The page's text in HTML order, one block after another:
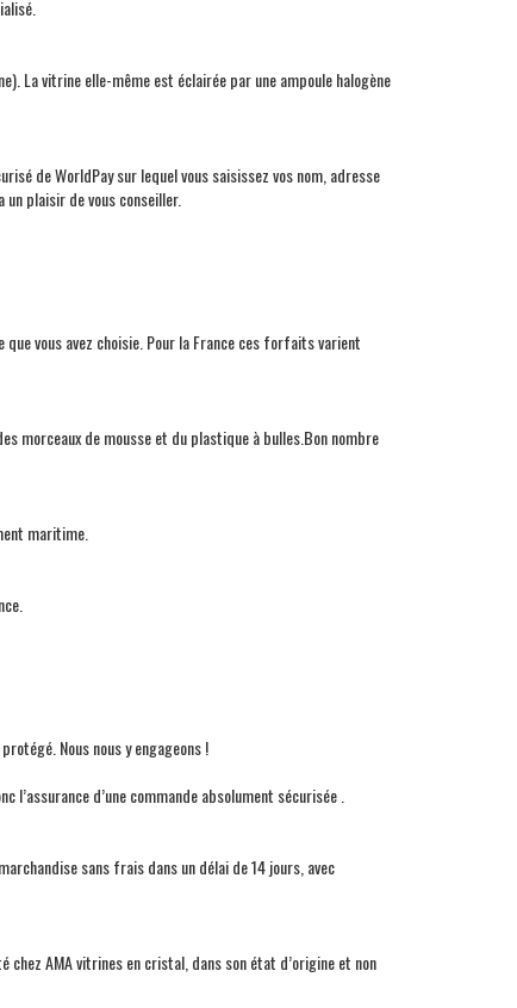
La vitrine elle-même est éclairée par une ampoule halogène
de WorldPay sur lequel vous saisissez vos nom, adresse
plaisir de vous conseiller.
vous avez choisie. Pour la France ces forfaits varient
morceaux de mousse et du plastique à bulles.Bon nombre
maritime.
Nous nous y engageons !
d’une commande absolument sécurisée .
sans frais dans un délai de 14 jours, avec
chezAMAvitrines en cristal, dans son état d’origine et non